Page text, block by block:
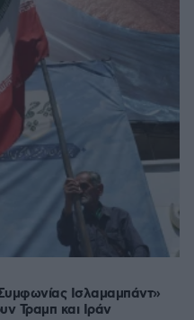
Ισλαμαμπάντ»
Τραμπ και Ιράν